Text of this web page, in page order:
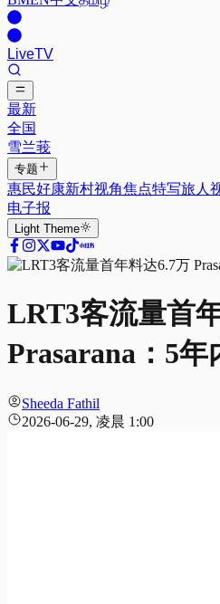
LiveTV
最新
全国
雪兰莪
专题
惠民好康新村视角焦点特写旅人
电子报
Light Theme
LRT3客流量首
Prasarana：5年
Sheeda Fathil
2026-06-29, 凌晨 1:00